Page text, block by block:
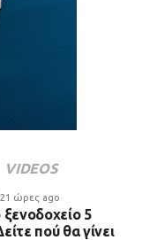
VIDEOS
21 ώρες ago
5
πού θα γίνει